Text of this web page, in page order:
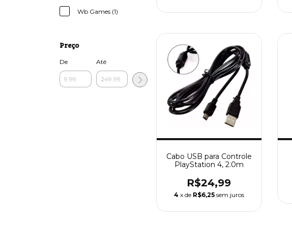
Wb Games (1)
Preço
De Até
Cabo USB para Controle
PlayStation 4, 2.0m
R$24,99
4 x de R$6,25 sem juros